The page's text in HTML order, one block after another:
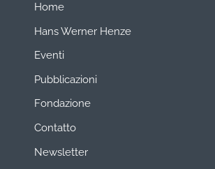
Home
Hans Werner Henze
Eventi
Pubblicazioni
Fondazione
Contatto
Newsletter